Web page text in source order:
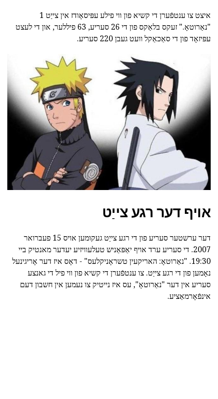
איצט צו ענטפֿערן די קשיא פון ווי פילע עפּיסאָודז אין צייַט 1
"נאַרוטאָ." זעקס בלאַקס פון די 26 סעריע, 63 פיללער, און די לעצט
עפּיזאָד פון די סאַכאַקל וועט געבן 220 סעריע.
אויף דער רגע צייַט
דער ערשטער סעריע פון די רגע צייַט געקומען אויס 15 פעברואר
2007. די סעריע ערד אויף יאַפּאַניש טעלעוויזיע יעדער מאנטיק ביי
19:30. "נאַרוטאָ: האריקעין טשראָניקלעס" - דאָס איז דער אָריגינעל
נאָמען פון די רגע צייַט. צו ענטפֿערן די קשיא פון ווי פיל די גאנצע
סעריע אין דער "נאַרוטאָ", עס איז נייטיק צו נעמען אין חשבון דעם
אינפֿאָרמאַציע.